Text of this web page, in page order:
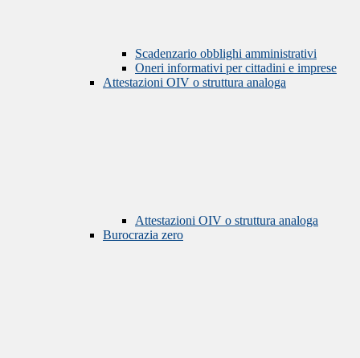
Scadenzario obblighi amministrativi
Oneri informativi per cittadini e imprese
Attestazioni OIV o struttura analoga
Attestazioni OIV o struttura analoga
Burocrazia zero